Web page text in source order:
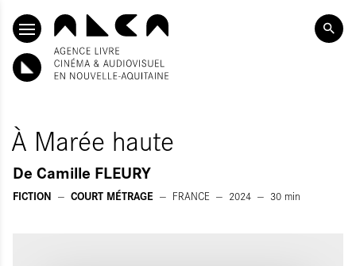
ALLER AU CONTENU PRINCIPAL
À Marée haute
De Camille FLEURY
FICTION COURT MÉTRAGE FRANCE 2024 30 min